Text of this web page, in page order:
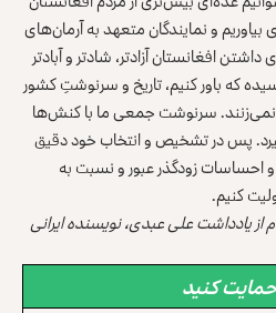
رأی بیاوریم و نمایندگان متعهد به آرمان‌های
افغانستان آزادتر، شادتر و آبادتر
که باور کنیم، تاریخ و سرنوشتِ کشور
نمی‌زنند. سرنوشت جمعی ما با کنش‌ها
پس در تشخیص و انتخاب خود دقیق
احساسات زودگذر عبور و نسبت به
کنیم.
از یادداشت علی عبدی، نویسنده ایرانی
کنید